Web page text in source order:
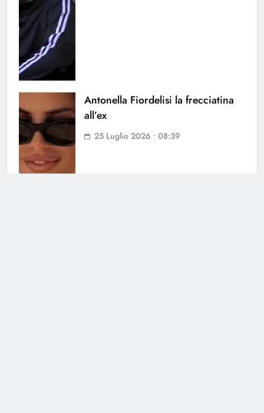
Antonella Fiordelisi la frecciatina
all’ex
25 Luglio 2026 • 08:39